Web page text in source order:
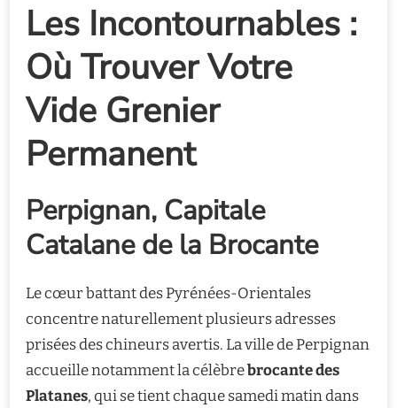
Les Incontournables :
Où Trouver Votre
Vide Grenier
Permanent
Perpignan, Capitale
Catalane de la Brocante
Le cœur battant des Pyrénées-Orientales
concentre naturellement plusieurs adresses
prisées des chineurs avertis. La ville de Perpignan
accueille notamment la célèbrebrocante des
Platanes, qui se tient chaque samedi matin dans